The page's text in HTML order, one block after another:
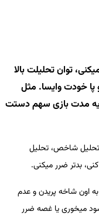
توان تحلیلت بالا
پا خودت وایسا. مثل
یه مدت بازی سهم دستت
تحلیل شاخص، تحلیل
بدتر ضرر میکنی.
اون شاخه پریدن و عدم
میخوری یا غصه ضرر